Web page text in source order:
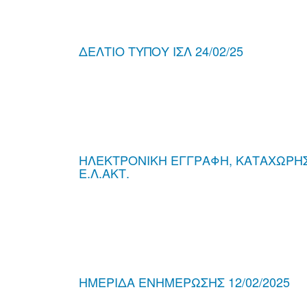
ΔΕΛΤΙΟ ΤΥΠΟΥ ΙΣΛ 24/02/25
ΗΛΕΚΤΡΟΝΙΚΗ ΕΓΓΡΑΦΗ,
Ε.Λ.ΑΚΤ.
ΗΜΕΡΙΔΑ ΕΝΗΜΕΡΩΣΗΣ 12/02/2025